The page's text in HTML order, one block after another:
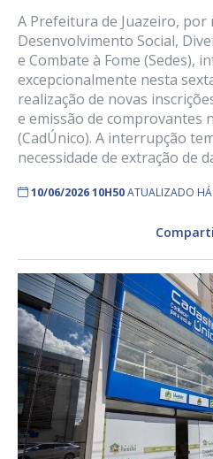
A Prefeitura de Juazeiro, por
Desenvolvimento Social,
e Combate à Fome (Sedes),
excepcionalmente nesta
realização de novas
e emissão de comprovantes
(CadÚnico). A interrupção
necessidade de extração de
10/06/2026 10H50ATUALIZADO HÁ